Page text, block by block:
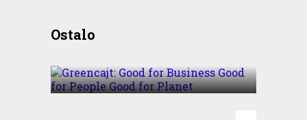
OstaloBusiness Good for People